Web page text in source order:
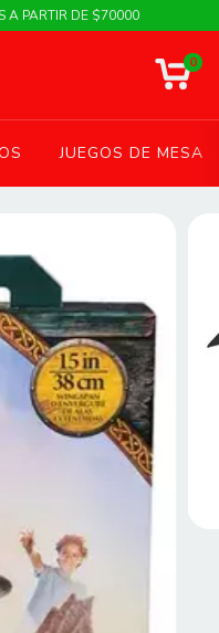
A PARTIR DE $70000
0
JUEGOS DE MESA